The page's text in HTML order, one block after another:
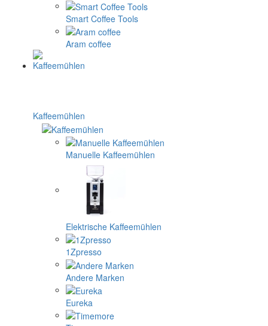
Smart Coffee Tools
Aram coffee
Kaffeemühlen
Manuelle Kaffeemühlen
Elektrische Kaffeemühlen
1Zpresso
Andere Marken
Eureka